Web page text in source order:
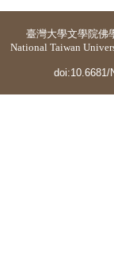
臺灣大學文學院佛
National Taiwan
doi:10.6681/